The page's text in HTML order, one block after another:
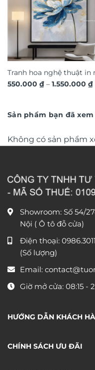
Tranh hoa nghệ thuật in
3D hiệu ứng dát vàng
550.000 ₫ – 1.550.000 ₫
Sản phẩm bạn đã xem
Không có sản phẩm
Showroom: Số 54/
Nội ( Ô tô đỗ cửa)
Điện thoại:
(Số lượng)
Email:
Giờ mở cửa: 08:15 -
HƯỚNG DẪN KHÁCH
CHÍNH SÁCH ƯU ĐÃI